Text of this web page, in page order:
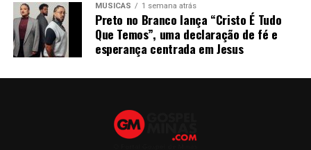
MÚSICAS 1 semana atrás
Preto no Branco lança “Cristo É Tudo
Que Temos”, uma declaração de fé e
esperança centrada em Jesus